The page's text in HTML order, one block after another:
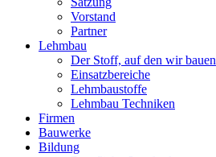
Vorstand
Partner
Lehmbau
Der Stoff, auf den wir bauen
Einsatzbereiche
Lehmbaustoffe
Lehmbau Techniken
Firmen
Bauwerke
Bildung